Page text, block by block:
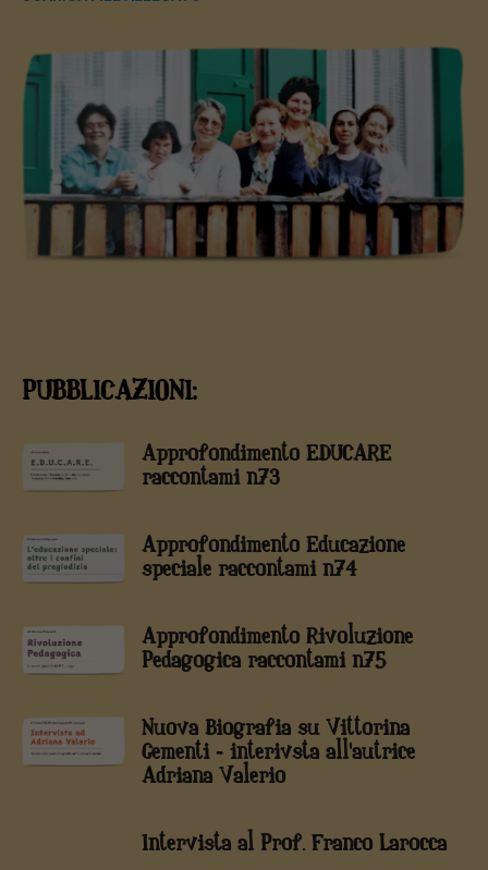
PUBBLICAZIONI:
Approfondimento EDUCARE
raccontami n73
Approfondimento Educazione
speciale raccontami n74
Approfondimento Rivoluzione
Pedagogica raccontami n75
Nuova Biografia su Vittorina
Gementi - interivsta all'autrice
Adriana Valerio
Intervista al Prof. Franco Larocca